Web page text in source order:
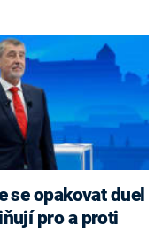
pro a proti